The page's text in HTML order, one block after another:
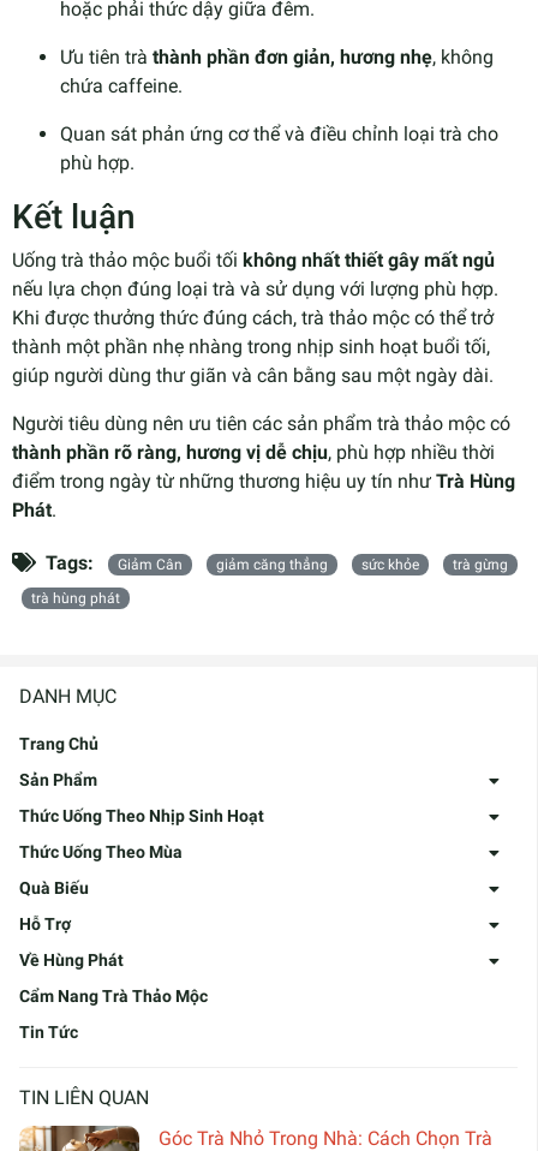
DANH MỤC
Trang Chủ
Sản Phẩm
Thức Uống Theo Nhịp Sinh Hoạt
Thức Uống Theo Mùa
Quà Biếu
Hỗ Trợ
Về Hùng Phát
Cẩm Nang Trà Thảo Mộc
Tin Tức
TIN LIÊN QUAN
Góc Trà Nhỏ Trong Nhà: Cách Chọn Trà
hoặc phải thức dậy giữa đêm.
Ưu tiên trà thành phần đơn giản, hương nhẹ, không
chứa caffeine.
Quan sát phản ứng cơ thể và điều chỉnh loại trà cho
phù hợp.
Kết luận
Uống trà thảo mộc buổi tối không nhất thiết gây mất ngủ
nếu lựa chọn đúng loại trà và sử dụng với lượng phù hợp.
Khi được thưởng thức đúng cách, trà thảo mộc có thể trở
thành một phần nhẹ nhàng trong nhịp sinh hoạt buổi tối,
giúp người dùng thư giãn và cân bằng sau một ngày dài.
Người tiêu dùng nên ưu tiên các sản phẩm trà thảo mộc có
thành phần rõ ràng, hương vị dễ chịu, phù hợp nhiều thời
điểm trong ngày từ những thương hiệu uy tín như Trà Hùng
Phát.
Tags: Giảm Cân giảm căng thẳng sức khỏe
trà gừng
trà hùng phát